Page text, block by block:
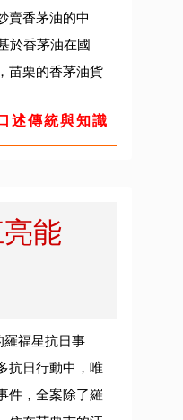
賣香茅油的中
於香茅油在國
苗栗的香茅油貨
述傳統與知識
能
羅福星抗日事
抗日行動中，唯
件，全案除了羅